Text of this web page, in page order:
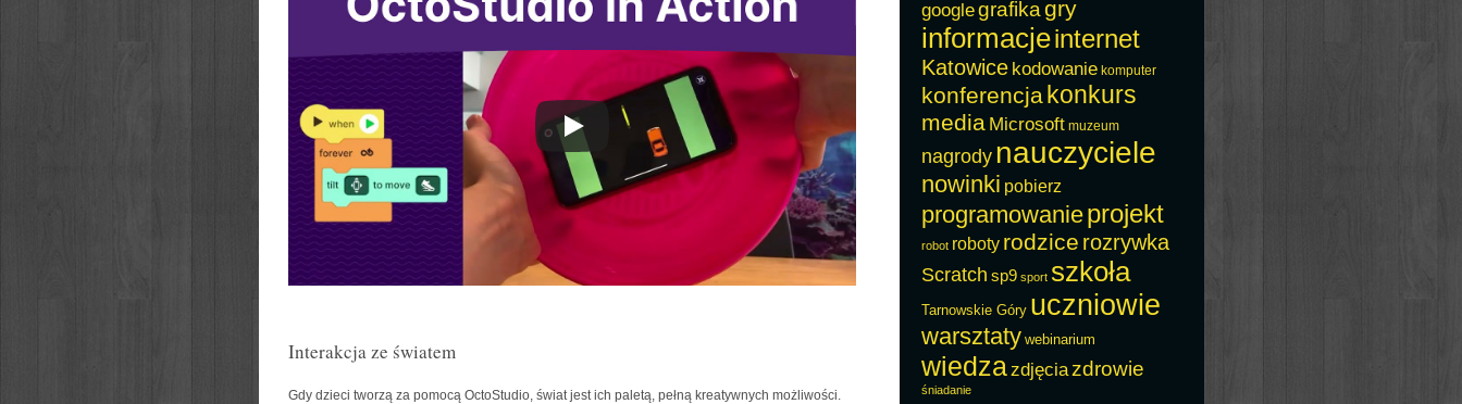
Interakcja ze światem
Gdy dzieci tworzą za pomocą OctoStudio, świat jest ich paletą, pełną kreatywnych możliwości.
googlegrafikagry
informacjeinternet
Katowice kodowanie komputer
konferencjakonkurs
media Microsoft muzeum
nagrody nauczyciele
nowinki pobierz
programowanieprojekt
robot roboty rodzice rozrywka
Scratch sp9 sport szkoła
Tarnowskie Góry uczniowie
warsztaty webinarium
wiedzazdjęcia zdrowie
śniadanie